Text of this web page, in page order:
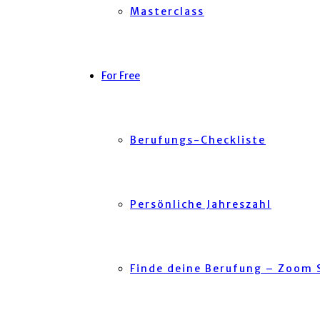
Masterclass
For Free
Berufungs-Checkliste
Persönliche Jahreszahl
Finde deine Berufung – Zoom